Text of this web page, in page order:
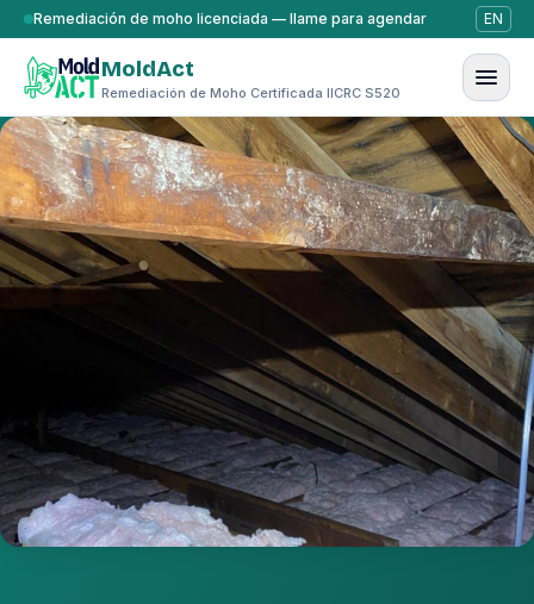
Saltar al contenido
Remediación de moho licenciada — llame para agendar EN
MoldAct
Remediación de Moho Certificada IICRC S520